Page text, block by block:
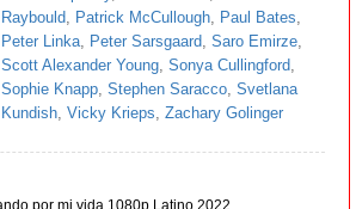
Raybould
Patrick McCullough Paul Bates
Peter Linka
Peter Sarsgaard Saro Emirze
Scott Alexander Young Sonya Cullingford
Sophie Knapp Stephen Saracco Svetlana
Kundish Vicky Krieps Zachary Golinger